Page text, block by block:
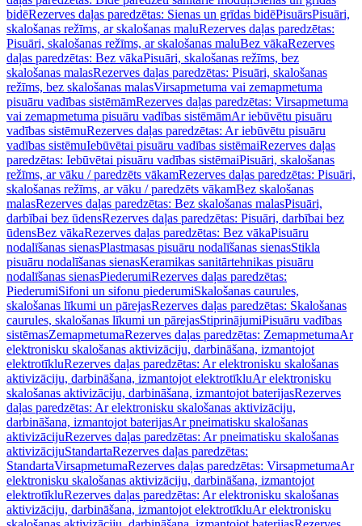
bidēRezerves daļas paredzētas: Sienas un grīdas bidēPisuārsPisuāri,
skalošanas režīms, ar skalošanas maluRezerves daļas paredzētas:
Pisuāri, skalošanas režīms, ar skalošanas maluBez vākaRezerves
daļas paredzētas: Bez vākaPisuāri, skalošanas režīms, bez
skalošanas malasRezerves daļas paredzētas: Pisuāri, skalošanas
režīms, bez skalošanas malasVirsapmetuma vai zemapmetuma
pisuāru vadības sistēmāmRezerves daļas paredzētas: Virsapmetuma
vai zemapmetuma pisuāru vadības sistēmāmAr iebūvētu pisuāru
vadības sistēmuRezerves daļas paredzētas: Ar iebūvētu pisuāru
vadības sistēmuIebūvētai pisuāru vadības sistēmaiRezerves daļas
paredzētas: Iebūvētai pisuāru vadības sistēmaiPisuāri, skalošanas
režīms, ar vāku / paredzēts vākamRezerves daļas paredzētas: Pisuāri,
skalošanas režīms, ar vāku / paredzēts vākamBez skalošanas
malasRezerves daļas paredzētas: Bez skalošanas malasPisuāri,
darbībai bez ūdensRezerves daļas paredzētas: Pisuāri, darbībai bez
ūdensBez vākaRezerves daļas paredzētas: Bez vākaPisuāru
nodalīšanas sienasPlastmasas pisuāru nodalīšanas sienasStikla
pisuāru nodalīšanas sienasKeramikas sanitārtehnikas pisuāru
nodalīšanas sienasPiederumiRezerves daļas paredzētas:
PiederumiSifoni un sifonu piederumiSkalošanas caurules,
skalošanas līkumi un pārejasRezerves daļas paredzētas: Skalošanas
caurules, skalošanas līkumi un pārejasStiprinājumiPisuāru vadības
sistēmasZemapmetumaRezerves daļas paredzētas: ZemapmetumaAr
elektronisku skalošanas aktivizāciju, darbināšana, izmantojot
elektrotīkluRezerves daļas paredzētas: Ar elektronisku skalošanas
aktivizāciju, darbināšana, izmantojot elektrotīkluAr elektronisku
skalošanas aktivizāciju, darbināšana, izmantojot baterijasRezerves
daļas paredzētas: Ar elektronisku skalošanas aktivizāciju,
darbināšana, izmantojot baterijasAr pneimatisku skalošanas
aktivizācijuRezerves daļas paredzētas: Ar pneimatisku skalošanas
aktivizācijuStandartaRezerves daļas paredzētas:
StandartaVirsapmetumaRezerves daļas paredzētas: VirsapmetumaAr
elektronisku skalošanas aktivizāciju, darbināšana, izmantojot
elektrotīkluRezerves daļas paredzētas: Ar elektronisku skalošanas
aktivizāciju, darbināšana, izmantojot elektrotīkluAr elektronisku